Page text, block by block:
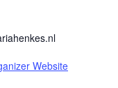
Website